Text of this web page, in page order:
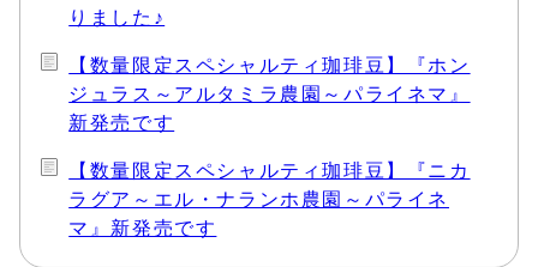
りました♪
【数量限定スペシャルティ珈琲豆】『ホン
ジュラス～アルタミラ農園～パライネマ』
新発売です
【数量限定スペシャルティ珈琲豆】『ニカ
ラグア～エル・ナランホ農園～パライネ
マ』新発売です